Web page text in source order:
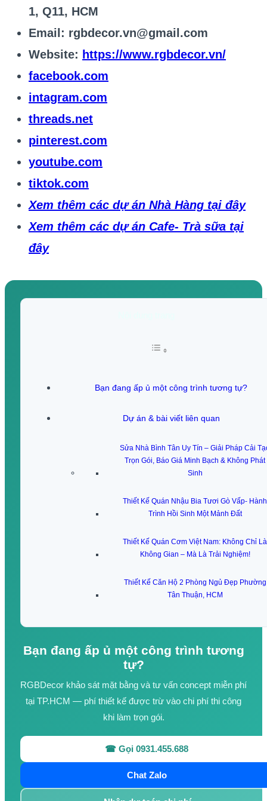
1, Q11, HCM
Email: rgbdecor.vn@gmail.com
Website: https://www.rgbdecor.vn/
facebook.com
intagram.com
threads.net
pinterest.com
youtube.com
tiktok.com
Xem thêm các dự án Nhà Hàng tại đây
Xem thêm các dự án Cafe- Trà sữa tại
đây
Bạn đang ấp ủ một công trình tương tự?
Dự án & bài viết liên quan
Sửa Nhà Bình Tân Uy Tín – Giải Pháp Cải
Trọn Gói, Báo Giá Minh Bạch & Không Phát
Sinh
Thiết Kế Quán Nhậu Bia Tươi Gò Vấp- Hành
Trình Hồi Sinh Một Mảnh Đất
Thiết Kế Quán Cơm Việt Nam: Không Chỉ Là
Không Gian – Mà Là Trải Nghiệm!
Thiết Kế Căn Hộ 2 Phòng Ngủ Đẹp Phường
Tân Thuận, HCM
Bạn đang ấp ủ một công trình tương
tự?
RGBDecor khảo sát mặt bằng và tư vấn concept miễn phí
tại TP.HCM — phí thiết kế được trừ vào chi phí thi công
khi làm trọn gói.
☎ Gọi 0931.455.688
Chat Zalo